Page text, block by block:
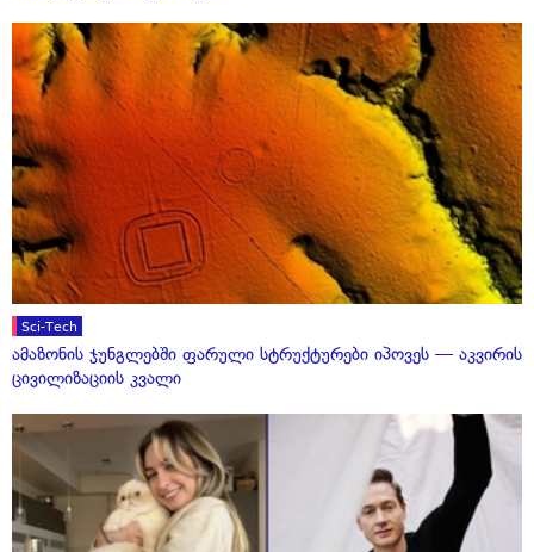
Sci-Tech
ამაზონის ჯუნგლებში ფარული სტრუქტურები იპოვეს — აკვირის
ცივილიზაციის კვალი